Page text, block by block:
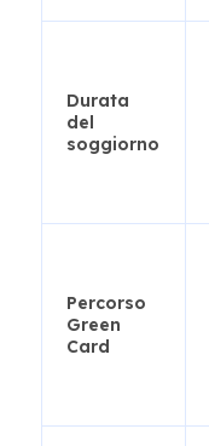
Durata
del
soggiorno
Percorso
Green
Card